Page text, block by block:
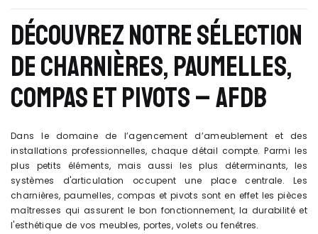
DÉCOUVREZ NOTRE SÉLECTION
DE CHARNIÈRES, PAUMELLES,
COMPAS ET PIVOTS – AFDB
Dans le domaine de l’agencement d’ameublement et des
installations professionnelles, chaque détail compte. Parmi les
plus petits éléments, mais aussi les plus déterminants, les
systèmes d'articulation occupent une place centrale. Les
charnières, paumelles, compas et pivots sont en effet les pièces
maîtresses qui assurent le bon fonctionnement, la durabilité et
l'esthétique de vos meubles, portes, volets ou fenêtres.